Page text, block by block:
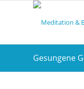
Gesungene